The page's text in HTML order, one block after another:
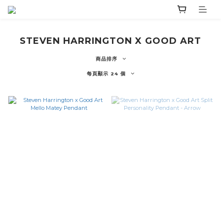
STEVEN HARRINGTON X GOOD ART
商品排序
每頁顯示 24 個